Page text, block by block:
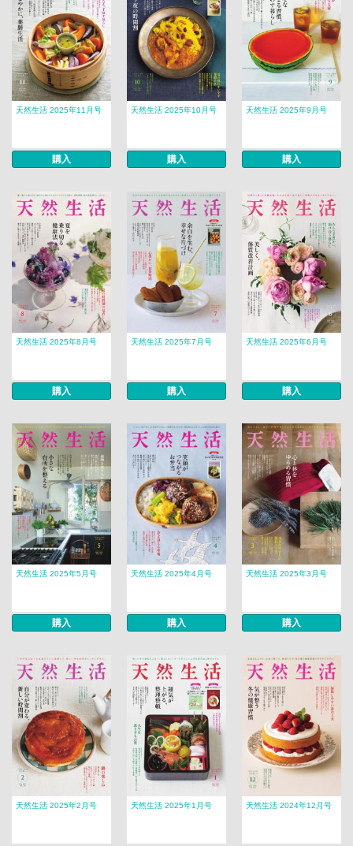
天然生活 2025年11月号
購入
天然生活 2025年10月号
購入
天然生活 2025年9月号
購入
天然生活 2025年8月号
購入
天然生活 2025年7月号
購入
天然生活 2025年6月号
購入
天然生活 2025年5月号
購入
天然生活 2025年4月号
購入
天然生活 2025年3月号
購入
天然生活 2025年2月号 天然生活 2025年1月号 天然生活 2024年12月号